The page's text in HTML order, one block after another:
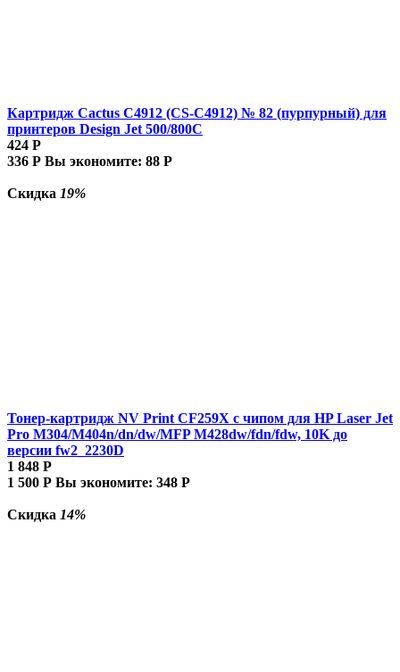
Картридж Cactus C4912 (CS-C4912) № 82 (пурпурный) для
принтеров Design Jet 500/800C
424 Р
336 Р Вы экономите: 88 Р
Скидка 19%
Тонер-картридж NV Print CF259X с чипом для HP Laser Jet
Pro M304/M404n/dn/dw/MFP M428dw/fdn/fdw, 10K до
версии fw2_2230D
1 848 Р
1 500 Р Вы экономите: 348 Р
Скидка 14%